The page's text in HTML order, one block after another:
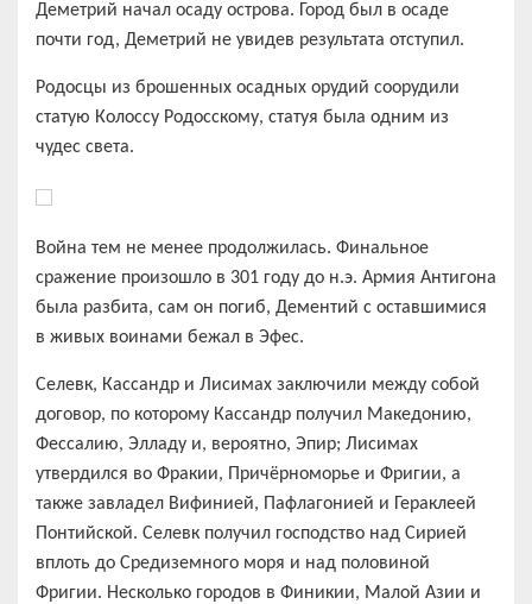
Деметрий начал осаду острова. Город был в осаде
почти год, Деметрий не увидев результата отступил.
Родосцы из брошенных осадных орудий соорудили
статую Колоссу Родосскому, статуя была одним из
чудес света.
Война тем не менее продолжилась. Финальное
сражение произошло в 301 году до н.э. Армия Антигона
была разбита, сам он погиб, Дементий с оставшимися
в живых воинами бежал в Эфес.
Селевк, Кассандр и Лисимах заключили между собой
договор, по которому Кассандр получил Македонию,
Фессалию, Элладу и, вероятно, Эпир; Лисимах
утвердился во Фракии, Причёрноморье и Фригии, а
также завладел Вифинией, Пафлагонией и Гераклеей
Понтийской. Селевк получил господство над Сирией
вплоть до Средиземного моря и над половиной
Фригии. Несколько городов в Финикии, Малой Азии и